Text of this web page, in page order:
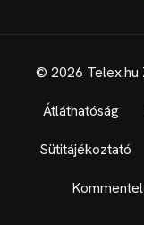
© 2026 Telex.hu
Átláthatóság
Sütitájékoztató